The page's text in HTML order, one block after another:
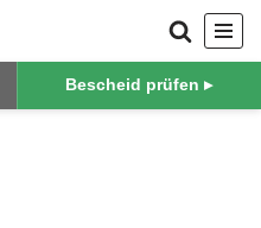
Bescheid prüfen ▸